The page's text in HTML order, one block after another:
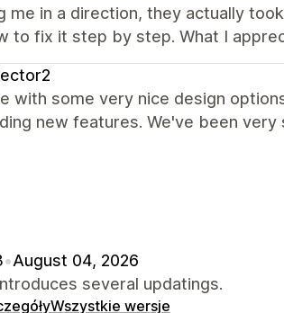
me in a direction, they actually
to fix it step by step. What I
with some very nice design
new features. We've been very
•August 04, 2026
several updatings.
Wszystkie wersje